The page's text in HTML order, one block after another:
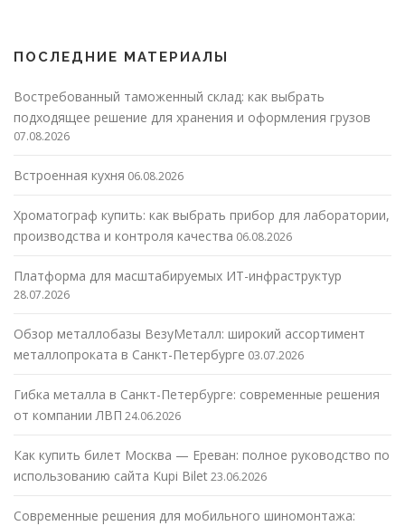
ПОСЛЕДНИЕ МАТЕРИАЛЫ
Востребованный таможенный склад: как выбрать
подходящее решение для хранения и оформления грузов
07.08.2026
Встроенная кухня 06.08.2026
Хроматограф купить: как выбрать прибор для лаборатории,
производства и контроля качества 06.08.2026
Платформа для масштабируемых ИТ-инфраструктур
28.07.2026
Обзор металлобазы ВезуМеталл: широкий ассортимент
металлопроката в Санкт-Петербурге 03.07.2026
Гибка металла в Санкт-Петербурге: современные решения
от компании ЛВП 24.06.2026
Как купить билет Москва — Ереван: полное руководство по
использованию сайта Kupi Bilet23.06.2026
Современные решения для мобильного шиномонтажа: